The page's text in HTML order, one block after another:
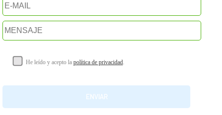
He leído y acepto la política de privacidad.